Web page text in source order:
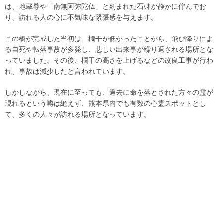
は、地蔵尊や「南無阿弥陀仏」と刻まれた石碑が静かに佇んでお
り、訪れる人の心に不気味な緊張感を与えます。
この橋が完成した当初は、欄干が低かったことから、飛び降りによ
る自死や転落事故が多発し、悲しい出来事が繰り返される場所とな
っていました。その後、欄干の高さを上げるなどの改良工事が行わ
れ、事故は減少したと言われています。
しかしながら、現在に至っても、過去に命を落とされた方々の霊が
現れるという噂は絶えず、熊本県内でも有数の心霊スポットとし
て、多くの人々が訪れる場所となっています。